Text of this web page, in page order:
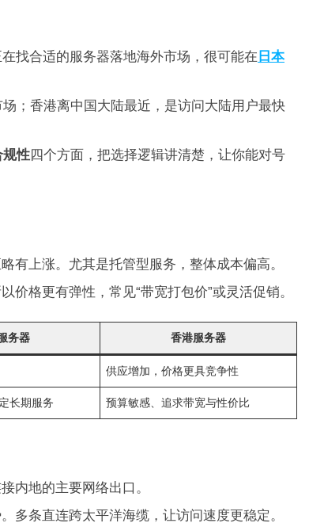
找合适的服务器落地海外市场，很可能在 日本
；香港离中国大陆最近，是访问大陆用户最快
规性四个方面，把选择逻辑讲清楚，让你能对号
有上涨。尤其是托管型服务，整体成本偏高。
价格更有弹性，常见“带宽打包价”或灵活促销。
务器 香港服务器
供应增加，价格更具竞争性
长期服务 预算敏感、追求带宽与性价比
内地的主要网络出口。
多条直连跨太平洋海缆，让访问速度更稳定。